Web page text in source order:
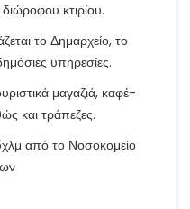
διώροφου κτιρίου.
το Δημαρχείο, το
υπηρεσίες.
μαγαζιά, καφέ-
και τράπεζες.
από το Νοσοκομείο